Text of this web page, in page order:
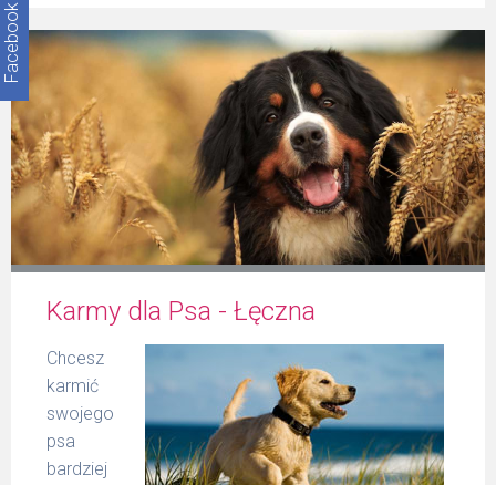
Katalog
Formularz
Kontakt
Karmy dla Psa - Łęczna
Chcesz
karmić
swojego
psa
bardziej
Facebook